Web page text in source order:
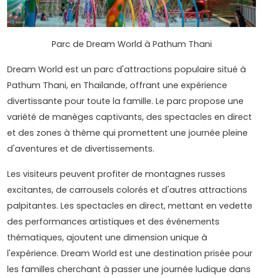
Parc de Dream World à Pathum Thani
Dream World est un parc d'attractions populaire situé à
Pathum Thani, en Thaïlande, offrant une expérience
divertissante pour toute la famille. Le parc propose une
variété de manèges captivants, des spectacles en direct
et des zones à thème qui promettent une journée pleine
d'aventures et de divertissements.
Les visiteurs peuvent profiter de montagnes russes
excitantes, de carrousels colorés et d'autres attractions
palpitantes. Les spectacles en direct, mettant en vedette
des performances artistiques et des événements
thématiques, ajoutent une dimension unique à
l'expérience. Dream World est une destination prisée pour
les familles cherchant à passer une journée ludique dans